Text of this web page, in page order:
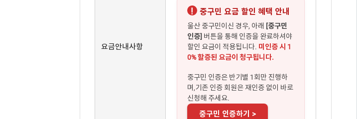
요금안내사항
! 중구민 요금 할인 혜택 안내
울산 중구민이신 경우, 아래 [중구민
인증] 버튼을 통해 인증을 완료하셔야
할인 요금이 적용됩니다. 미인증 시 1
0% 할증된 요금이 청구됩니다.
중구민 인증은 반기별 1회만 진행하
며,기존 인증 회원은 재인증 없이 바로
신청해 주세요.
중구민 인증하기 >